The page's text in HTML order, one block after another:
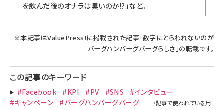
を飲んだ後のオナラは臭いのか!? 」など。
※本記事はValuePress!に掲載された記事「数字にとらわれないのが
バーグハンバーグバーグらしさ 」の転載です。
この記事のキーワード
#Facebook #KPI #PV #SNS
#インタビュー
#キャンペーン
#バーグハンバーグバーグ